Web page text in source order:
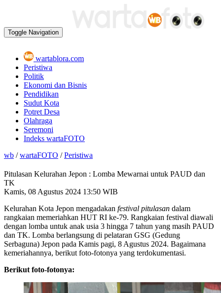
Toggle Navigation
wartablora.com
Peristiwa
Politik
Ekonomi dan Bisnis
Pendidikan
Sudut Kota
Potret Desa
Olahraga
Seremoni
Indeks wartaFOTO
wb /wartaFOTO /Peristiwa
Pitulasan Kelurahan Jepon : Lomba Mewarnai untuk PAUD dan
TK
Kamis, 08 Agustus 2024 13:50 WIB
Kelurahan Kota Jepon mengadakan festival pitulasan dalam
rangkaian memeriahkan HUT RI ke-79. Rangkaian festival diawali
dengan lomba untuk anak usia 3 hingga 7 tahun yang masih PAUD
dan TK. Lomba berlangsung di pelataran GSG (Gedung
Serbaguna) Jepon pada Kamis pagi, 8 Agustus 2024. Bagaimana
kemeriahannya, berikut foto-fotonya yang terdokumentasi.
Berikut foto-fotonya: